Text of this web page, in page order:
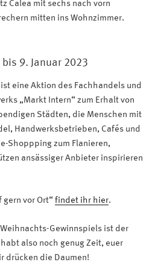
Calea mit sechs nach vorn
mitten ins Wohnzimmer.
9. Januar 2023
eine Aktion des Fachhandels und
„Markt Intern“ zum Erhalt von
Städten, die Menschen mit
Handwerksbetrieben, Cafés und
Shoppping zum Flanieren,
ansässiger Anbieter inspirieren
gern vor Ort“ findet ihr hier.
Weihnachts-Gewinnspiels ist der
also noch genug Zeit, euer
drücken die Daumen!